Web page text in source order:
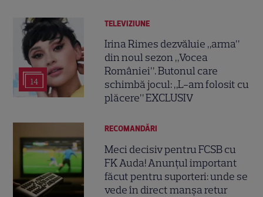
14
TELEVIZIUNE
Irina Rimes dezvăluie „arma”
din noul sezon „Vocea
României”. Butonul care
schimbă jocul: „L-am folosit cu
plăcere” EXCLUSIV
RECOMANDĂRI
Meci decisiv pentru FCSB cu
FK Auda! Anunțul important
făcut pentru suporteri: unde se
vede în direct manșa retur